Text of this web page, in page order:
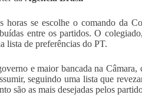
horas se escolhe o comando da
entre os partidos. O
lista de preferências do PT.
e maior bancada na
seguindo uma lista que
são as mais desejadas pelos